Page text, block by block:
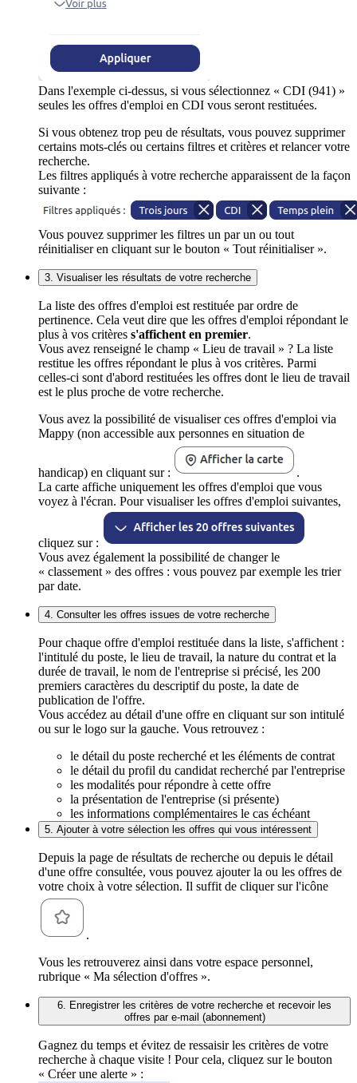
Dans l'exemple ci-dessus, si vous sélectionnez « CDI (941) »
seules les offres d'emploi en CDI vous seront restituées.
Si vous obtenez trop peu de résultats, vous pouvez supprimer
certains mots-clés ou certains filtres et critères et relancer votre
recherche.
Les filtres appliqués à votre recherche apparaissent de la façon
suivante :
Vous pouvez supprimer les filtres un par un ou tout
réinitialiser en cliquant sur le bouton « Tout réinitialiser ».
3. Visualiser les résultats de votre recherche
La liste des offres d'emploi est restituée par ordre de
pertinence. Cela veut dire que les offres d'emploi répondant le
plus à vos critères s'affichent en premier.
Vous avez renseigné le champ « Lieu de travail » ? La liste
restitue les offres répondant le plus à vos critères. Parmi
celles-ci sont d'abord restituées les offres dont le lieu de travail
est le plus proche de votre recherche.
Vous avez la possibilité de visualiser ces offres d'emploi via
Mappy (non accessible aux personnes en situation de
handicap) en cliquant sur :
.
La carte affiche uniquement les offres d'emploi que vous
voyez à l'écran. Pour visualiser les offres d'emploi suivantes,
cliquez sur :
Vous avez également la possibilité de changer le
« classement » des offres : vous pouvez par exemple les trier
par date.
4. Consulter les offres issues de votre recherche
Pour chaque offre d'emploi restituée dans la liste, s'affichent :
l'intitulé du poste, le lieu de travail, la nature du contrat et la
durée de travail, le nom de l'entreprise si précisé, les 200
premiers caractères du descriptif du poste, la date de
publication de l'offre.
Vous accédez au détail d'une offre en cliquant sur son intitulé
ou sur le logo sur la gauche. Vous retrouvez :
le détail du poste recherché et les éléments de contrat
le détail du profil du candidat recherché par l'entreprise
les modalités pour répondre à cette offre
la présentation de l'entreprise (si présente)
les informations complémentaires le cas échéant
5. Ajouter à votre sélection les offres qui vous intéressent
Depuis la page de résultats de recherche ou depuis le détail
d'une offre consultée, vous pouvez ajouter la ou les offres de
votre choix à votre sélection. Il suffit de cliquer sur l'icône
.
Vous les retrouverez ainsi dans votre espace personnel,
rubrique « Ma sélection d'offres ».
6. Enregistrer les critères de votre recherche et recevoir les
offres par e-mail (abonnement)
Gagnez du temps et évitez de ressaisir les critères de votre
recherche à chaque visite ! Pour cela, cliquez sur le bouton
« Créer une alerte » :